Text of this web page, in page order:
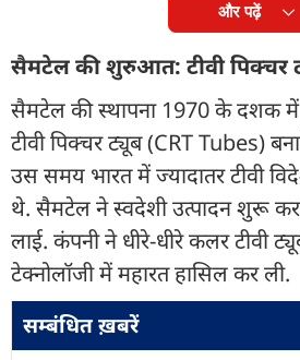
और पढ़ें
सैमटेल की शुरुआत: टीवी पिक्चर
सैमटेल की स्थापना 1970 के दशक
टीवी पिक्चर ट्यूब (CRT Tubes)
उस समय भारत में ज्यादातर टीवी
थे. सैमटेल ने स्वदेशी उत्पादन शुरू करके
लाई. कंपनी ने धीरे-धीरे कलर टीवी
टेक्नोलॉजी में महारत हासिल कर ली.
सम्बंधित ख़बरें